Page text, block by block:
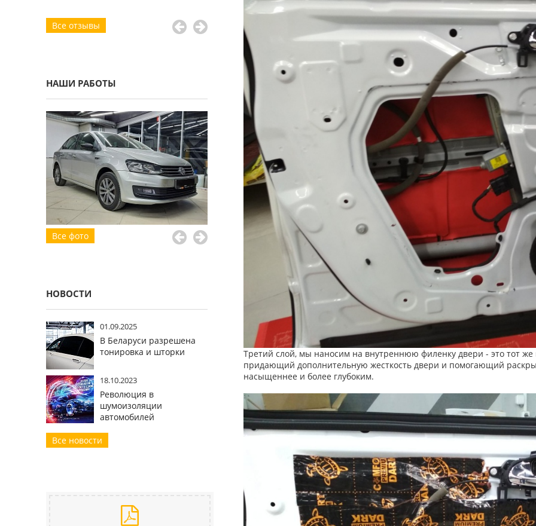
Все отзывы
НАШИ РАБОТЫ
Все фото
НОВОСТИ
01.09.2025
В Беларуси разрешена
тонировка и шторки
18.10.2023
Революция в
шумоизоляции
автомобилей
Все новости
Третий слой, мы наносим на внутреннюю филенку двери - это тот
придающий дополнительную жесткость двери и помогающий
насыщеннее и более глубоким.